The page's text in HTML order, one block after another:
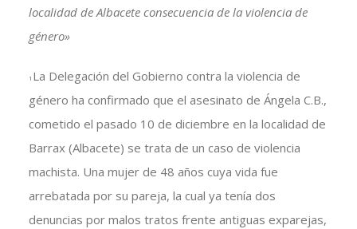
localidad de Albacete consecuencia de la violencia de
género»
1 La Delegación del Gobierno contra la violencia de
género ha confirmado que el asesinato de Ángela C.B.,
cometido el pasado 10 de diciembre en la localidad de
Barrax (Albacete) se trata de un caso de violencia
machista. Una mujer de 48 años cuya vida fue
arrebatada por su pareja, la cual ya tenía dos
denuncias por malos tratos frente antiguas exparejas,